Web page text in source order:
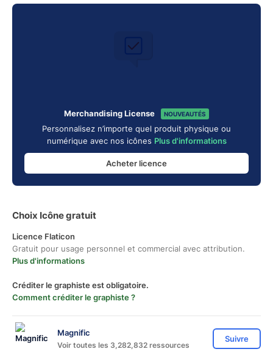
Merchandising License NOUVEAUTÉS
Personnalisez n’importe quel produit physique ou
numérique avec nos icônes Plus d'informations
Acheter licence
Choix Icône gratuit
Licence Flaticon
Gratuit pour usage personnel et commercial avec attribution.
Plus d'informations
Créditer le graphiste est obligatoire.
Comment créditer le graphiste ?
Magnific
Voir toutes les 3,282,832 ressources
Suivre